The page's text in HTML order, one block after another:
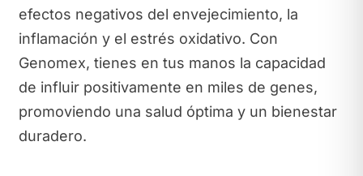
efectos negativos del envejecimiento, la
inflamación y el estrés oxidativo. Con
Genomex, tienes en tus manos la capacidad
de influir positivamente en miles de genes,
promoviendo una salud óptima y un bienestar
duradero.